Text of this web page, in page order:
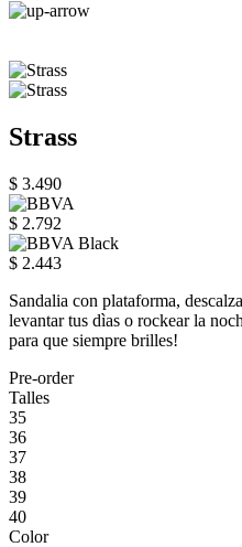
Strass
$ 3.490
$ 2.792
$ 2.443
Sandalia con plataforma,
levantar tus dìas o rockear la
para que siempre brilles!
Pre-order
Talles
35
36
37
38
39
40
Color